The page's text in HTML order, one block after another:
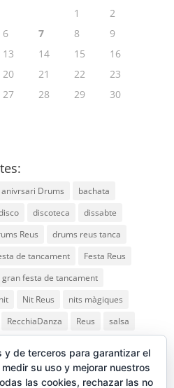
1
2
6 7 8
9
13 14 15
16
20 21 22
23
27 28 29
30
anivrsari Drums
bachata
discoteca
dissabte
Reus
drums reus tanca
de tancament
Festa Reus
gran festa de tancament
nit Nit Reus
nits màgiques
RecchiaDanza Reus
salsa
y de terceros para garantizar el
su uso y mejorar nuestros
las cookies, rechazar las no